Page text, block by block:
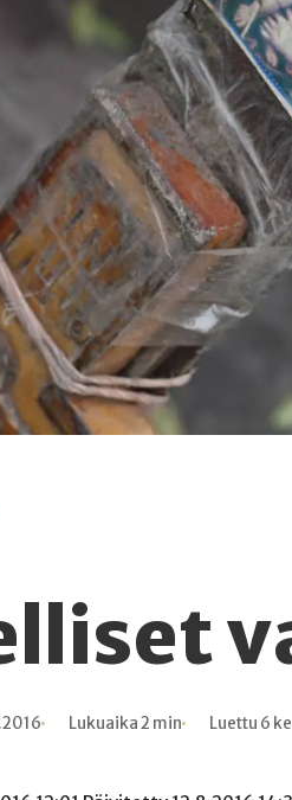
Lukuaika 2 min Luettu 6